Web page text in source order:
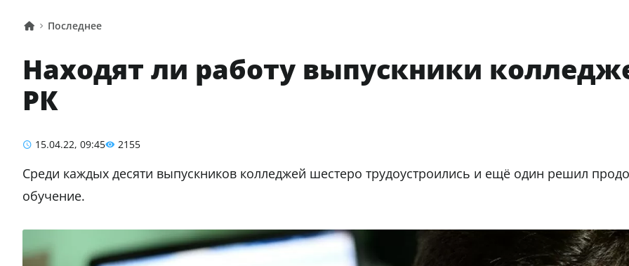
Последнее
Находят ли работу выпускники
РК
15.04.22, 09:45 2155
Среди каждых десяти выпускников колледжей шестеро трудоустроились и ещё один решил
обучение.